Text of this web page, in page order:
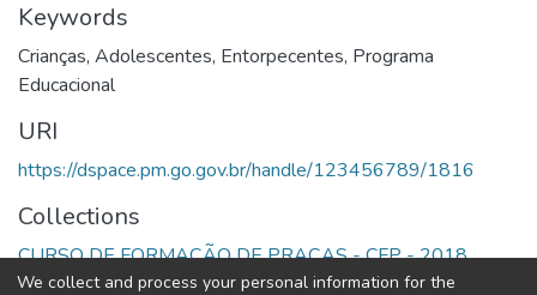
Keywords
Crianças, Adolescentes, Entorpecentes, Programa
Educacional
URI
https://dspace.pm.go.gov.br/handle/123456789/1816
Collections
CURSO DE FORMAÇÃO DE PRAÇAS - CFP - 2018
We collect and process your personal information for the